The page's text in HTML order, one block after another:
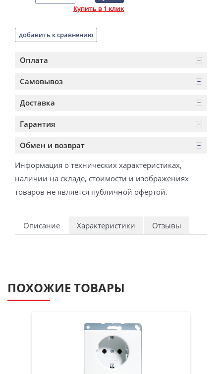
Купить в 1 клик
добавить к сравнению
Оплата
Самовывоз
Доставка
Гарантия
Обмен и возврат
Информация о технических характеристиках,
наличии на складе, стоимости и изображениях
товаров не является публичной офертой.
Описание Характеристики Отзывы
ПОХОЖИЕ ТОВАРЫ